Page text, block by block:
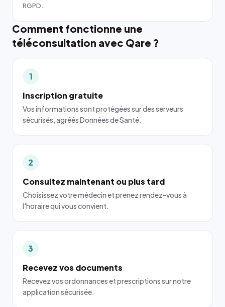
RGPD.
Comment fonctionne une
téléconsultation avec Qare ?
1
Inscription gratuite
Vos informations sont protégées sur des serveurs
sécurisés, agréés Données de Santé.
2
Consultez maintenant ou plus tard
Choisissez votre médecin et prenez rendez-vous à
l'horaire qui vous convient.
3
Recevez vos documents
Recevez vos ordonnances et prescriptions sur notre
application sécurisée.